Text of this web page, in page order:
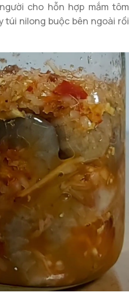
cho hỗn hợp mắm tôm
túi nilong buộc bên ngoài rồi